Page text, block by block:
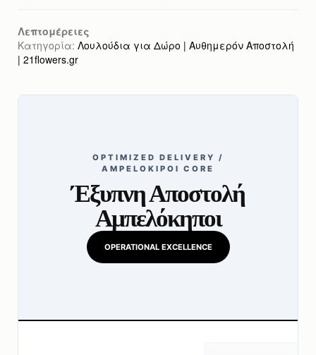
Λεπτομέρειες
Κατηγορία: Λουλούδια για Δώρο | Αυθημερόν Αποστολή
| 21flowers.gr
OPTIMIZED DELIVERY /
AMPELOKIPOI CORE
Έξυπνη Αποστολή
Αμπελόκηποι
OPERATIONAL EXCELLENCE